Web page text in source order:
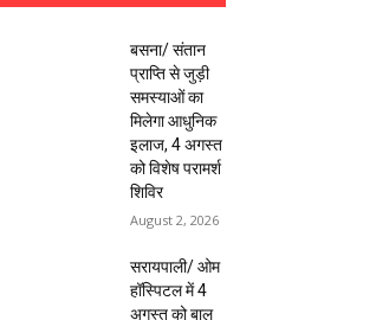
बसना/ संतान
प्राप्ति से जुड़ी
समस्याओं का
मिलेगा आधुनिक
इलाज, 4 अगस्त
को विशेष परामर्श
शिविर
August 2, 2026
सरायपाली/ ओम
हॉस्पिटल में 4
अगस्त को बाल